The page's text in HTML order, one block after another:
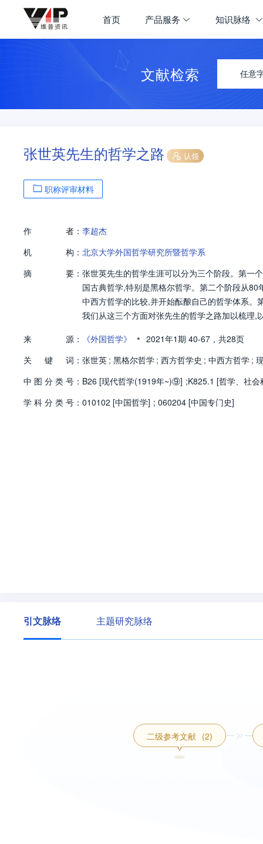
首页 产品服务 知识脉络
文献检索 任意
张世英先生的哲学之路 认领
职称评审材料
作 者： 李超杰
机
构： 北京大学外国哲学研究所暨哲学系
摘
要： 张世英先生的哲学生涯可以分为三个阶段。第一
国古典哲学,特别是黑格尔哲学。第二个阶段从
中西方哲学的比较,并开始酝酿自己的哲学体系。
我们从这三个方面对张先生的哲学之路加以梳理,
来
源： 《外国哲学》 • 2021年1期 40-67， 共28页
关
键 词： 张世英 ; 黑格尔哲学 ; 西方哲学史 ; 中西方哲学 ;
中 图 分 类 号： B26 [现代哲学(1919年~)⑨] ;K825.1 [哲学、社
学 科 分 类 号： 010102 [中国哲学] ; 060204 [中国专门史]
引文脉络 主题研究脉络
二级参考文献 (2)